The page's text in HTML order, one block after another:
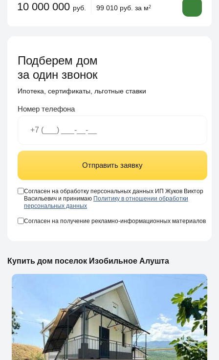
10 000 000 руб. 99 010 руб. за м2
Подберем дом
за один звонок
Ипотека, сертификаты, льготные ставки
Номер телефона
Отправить заявку
Согласен на обработку персональных данных ИП Жуков Виктор
Васильевич и принимаю Политику в отношении обработки
персональных данных
Согласен на получение рекламно-информационных материалов
Купить дом поселок Изобильное Алушта